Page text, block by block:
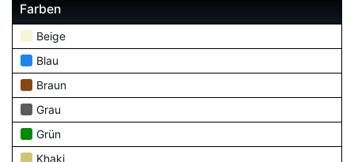
Farben
Beige
Blau
Braun
Grau
Grün
Khaki